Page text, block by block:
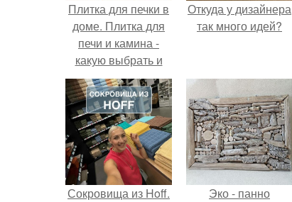
Плитка для печки в
доме. Плитка для
печи и камина -
какую выбрать и
какой лучше
обложить печь в
доме.
Откуда у дизайнера
так много идей?
Сокровища из Hoff. Эко - панно